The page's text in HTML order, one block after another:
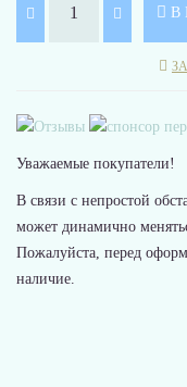
В
Уважаемые покупатели!
В связи с непростой
может динамично
Пожалуйста, перед
наличие.